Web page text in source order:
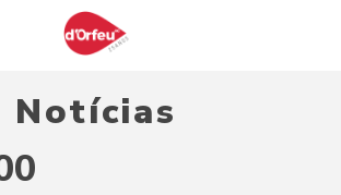
Notícias